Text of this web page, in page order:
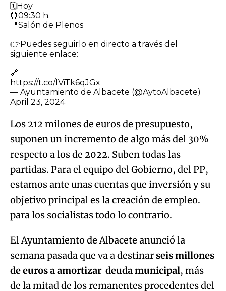
🗓️Hoy
⏰09:30 h.
📍Salón de Plenos
👉Puedes seguirlo en directo a través del
siguiente enlace:
🔗
https://t.co/lViTk6qJGx
— Ayuntamiento de Albacete (@AytoAlbacete)
April 23, 2024
Los 212 milones de euros de presupuesto,
suponen un incremento de algo más del 30%
respecto a los de 2022. Suben todas las
partidas. Para el equipo del Gobierno, del PP,
estamos ante unas cuentas que inversión y su
objetivo principal es la creación de empleo.
para los socialistas todo lo contrario.
El Ayuntamiento de Albacete anunció la
semana pasada que va a destinarseis millones
de euros a amortizar deuda municipal, más
de la mitad de los remanentes procedentes del